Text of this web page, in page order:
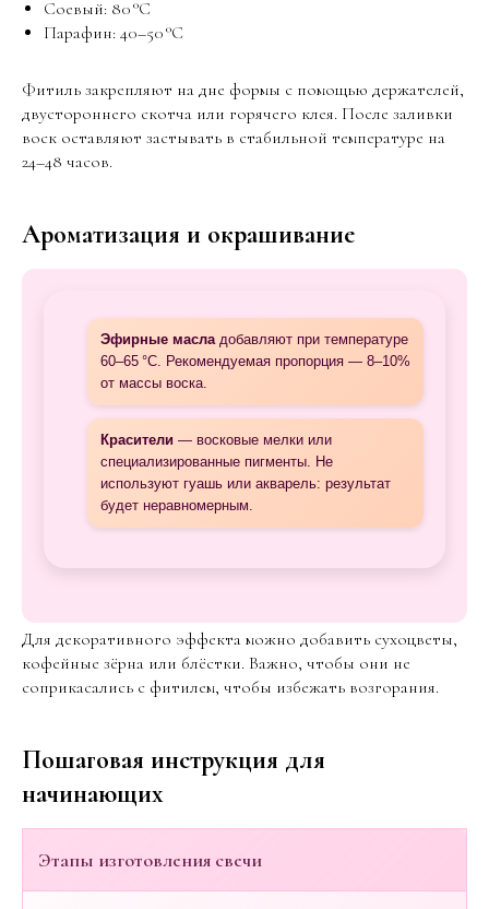
Соевый: 80 °C
Парафин: 40–50 °C
Фитиль закрепляют на дне формы с помощью держателей,
двустороннего скотча или горячего клея. После заливки
воск оставляют застывать в стабильной температуре на
24–48 часов.
Ароматизация и окрашивание
Эфирные масладобавляют при температуре
60–65 °C. Рекомендуемая пропорция — 8–10%
от массы воска.
Красители — восковые мелки или
специализированные пигменты. Не
используют гуашь или акварель: результат
будет неравномерным.
Для декоративного эффекта можно добавить сухоцветы,
кофейные зёрна или блёстки. Важно, чтобы они не
соприкасались с фитилем, чтобы избежать возгорания.
Пошаговая инструкция для
начинающих
Этапы изготовления свечи